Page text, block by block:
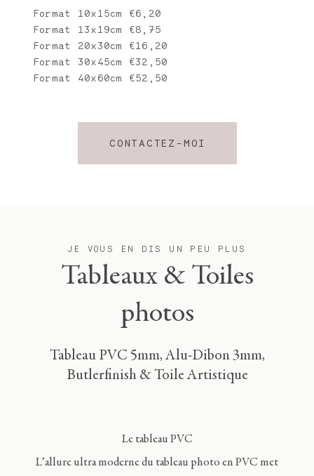
CONTACTEZ-MOI
Format 10x15cm €6,20
Format 13x19cm €8,75
Format 20x30cm €16,20
Format 30x45cm €32,50
Format 40x60cm €52,50
JE VOUS EN DIS UN PEU PLUS
Tableaux & Toiles
photos
Tableau PVC 5mm, Alu-Dibon 3mm,
Butlerfinish & Toile Artistique
Le tableau PVC
L’allure ultra moderne du tableau photo en PVC met